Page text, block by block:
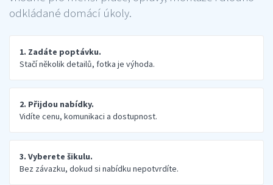
odkládané domácí úkoly.
1. Zadáte poptávku.
Stačí několik detailů, fotka je výhoda.
2. Přijdou nabídky.
Vidíte cenu, komunikaci a dostupnost.
3. Vyberete šikulu.
Bez závazku, dokud si nabídku nepotvrdíte.